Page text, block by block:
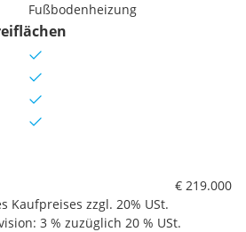
Fußbodenheizung
€ 219.000
Kaufpreises zzgl. 20% USt.
3 % zuzüglich 20 % USt.